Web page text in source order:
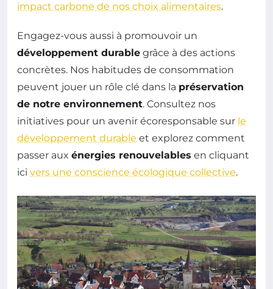
impact carbone de nos choix alimentaires.
Engagez-vous aussi à promouvoir un
développement durable grâce à des actions
concrètes. Nos habitudes de consommation
peuvent jouer un rôle clé dans la préservation
de notre environnement. Consultez nos
initiatives pour un avenir écoresponsable sur le
développement durable et explorez comment
passer aux énergies renouvelables en cliquant
ici vers une conscience écologique collective.